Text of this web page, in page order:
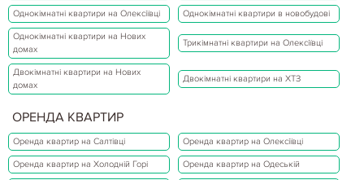
Однокімнатні квартири на Олексіївці Однокімнатні квартири в новобудові
Однокімнатні квартири на Нових
домах
Трикімнатні квартири на Олексіївці
Двокімнатні квартири на Нових
домах
Двокімнатні квартири на ХТЗ
ОРЕНДА КВАРТИР
Оренда квартир на Салтівці Оренда квартир на Олексіївці
Оренда квартир на Холодній Горі Оренда квартир на Одеській